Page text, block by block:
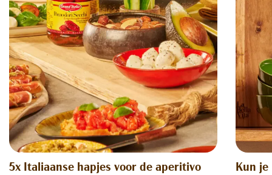
5x Italiaanse hapjes voor de aperitivo Kun je